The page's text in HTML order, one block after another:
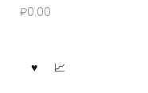
₽0.00